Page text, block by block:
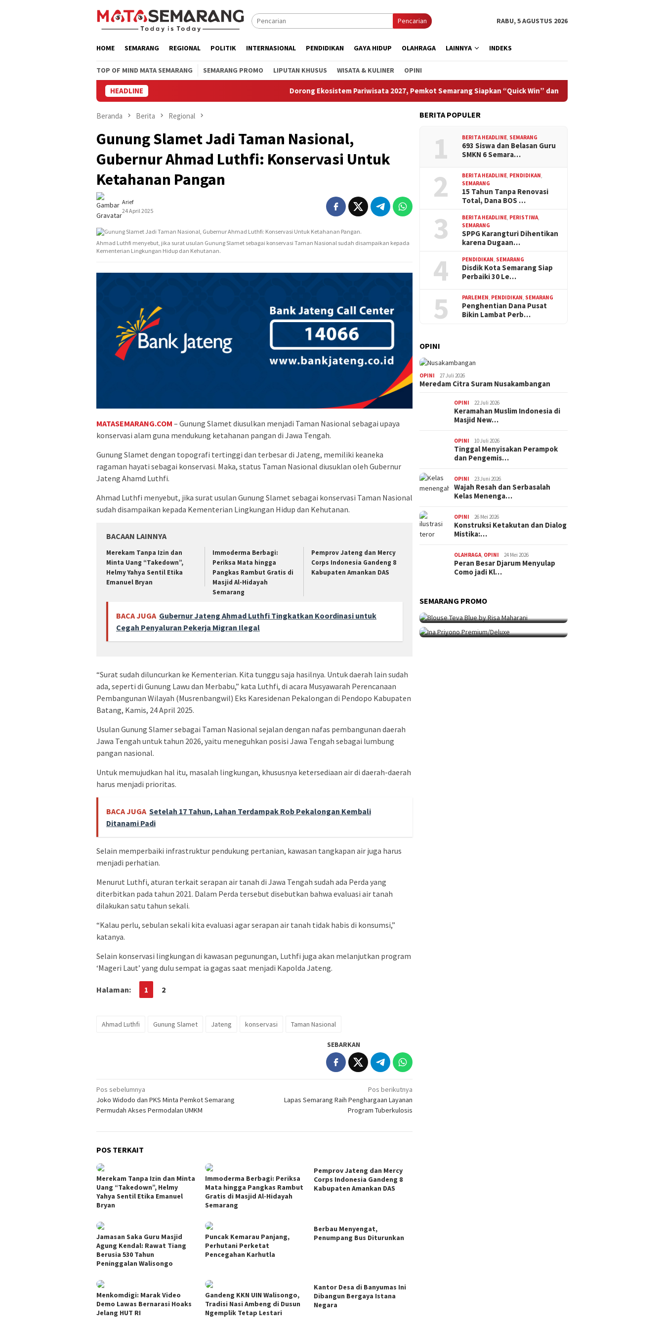
Pencarian RABU, 5 AGUSTUS 2026
HOME SEMARANG REGIONAL POLITIK INTERNASIONAL PENDIDIKAN GAYA HIDUP OLAHRAGA LAINNYA INDEKS
TOP OF MIND MATA SEMARANG SEMARANG PROMO LIPUTAN KHUSUS WISATA & KULINER OPINI
HEADLINE Dorong Ekosistem Pariwisata 2027, Pemkot Semarang Siapkan “Quick Win” dan Temu Bisnis UMKM
Beranda Berita Regional
Gunung Slamet Jadi Taman Nasional,
Gubernur Ahmad Luthfi: Konservasi Untuk
Ketahanan Pangan
Arief
24 April 2025
Ahmad Luthfi menyebut, jika surat usulan Gunung Slamet sebagai konservasi Taman Nasional sudah disampaikan kepada
Kementerian Lingkungan Hidup dan Kehutanan.
MATASEMARANG.COM – Gunung Slamet diusulkan menjadi Taman Nasional sebagai upaya
konservasi alam guna mendukung ketahanan pangan di Jawa Tengah.
Gunung Slamet dengan topografi tertinggi dan terbesar di Jateng, memiliki keaneka
ragaman hayati sebagai konservasi. Maka, status Taman Nasional diusuklan oleh Gubernur
Jateng Ahamd Luthfi.
Ahmad Luthfi menyebut, jika surat usulan Gunung Slamet sebagai konservasi Taman Nasional
sudah disampaikan kepada Kementerian Lingkungan Hidup dan Kehutanan.
BACAAN LAINNYA
Merekam Tanpa Izin dan
Minta Uang “Takedown”,
Helmy Yahya Sentil Etika
Emanuel Bryan
Immoderma Berbagi:
Periksa Mata hingga
Pangkas Rambut Gratis di
Masjid Al-Hidayah
Semarang
Pemprov Jateng dan Mercy
Corps Indonesia Gandeng 8
Kabupaten Amankan DAS
BACA JUGA Gubernur Jateng Ahmad Luthfi Tingkatkan Koordinasi untuk
Cegah Penyaluran Pekerja Migran Ilegal
“Surat sudah diluncurkan ke Kementerian. Kita tunggu saja hasilnya. Untuk daerah lain sudah
ada, seperti di Gunung Lawu dan Merbabu,” kata Luthfi, di acara Musyawarah Perencanaan
Pembangunan Wilayah (Musrenbangwil) Eks Karesidenan Pekalongan di Pendopo Kabupaten
Batang, Kamis, 24 April 2025.
Usulan Gunung Slamer sebagai Taman Nasional sejalan dengan nafas pembangunan daerah
Jawa Tengah untuk tahun 2026, yaitu meneguhkan posisi Jawa Tengah sebagai lumbung
pangan nasional.
Untuk memujudkan hal itu, masalah lingkungan, khususnya ketersediaan air di daerah-daerah
harus menjadi prioritas.
BACA JUGA Setelah 17 Tahun, Lahan Terdampak Rob Pekalongan Kembali
Ditanami Padi
Selain memperbaiki infrastruktur pendukung pertanian, kawasan tangkapan air juga harus
menjadi perhatian.
Menurut Luthfi, aturan terkait serapan air tanah di Jawa Tengah sudah ada Perda yang
diterbitkan pada tahun 2021. Dalam Perda tersebut disebutkan bahwa evaluasi air tanah
dilakukan satu tahun sekali.
“Kalau perlu, sebulan sekali kita evaluasi agar serapan air tanah tidak habis di konsumsi,”
katanya.
Selain konservasi lingkungan di kawasan pegunungan, Luthfi juga akan melanjutkan program
‘Mageri Laut’ yang dulu sempat ia gagas saat menjadi Kapolda Jateng.
Halaman: 1 2
Ahmad Luthfi Gunung Slamet Jateng konservasi Taman Nasional
SEBARKAN
Navigasi
pos
Pos sebelumnya
Joko Widodo dan PKS Minta Pemkot Semarang
Permudah Akses Permodalan UMKM
Pos berikutnya
Lapas Semarang Raih Penghargaan Layanan
Program Tuberkulosis
POS TERKAIT
Merekam Tanpa Izin dan Minta
Uang “Takedown”, Helmy
Yahya Sentil Etika Emanuel
Bryan
Immoderma Berbagi: Periksa
Mata hingga Pangkas Rambut
Gratis di Masjid Al-Hidayah
Semarang
Pemprov Jateng dan Mercy
Corps Indonesia Gandeng 8
Kabupaten Amankan DAS
Jamasan Saka Guru Masjid
Agung Kendal: Rawat Tiang
Berusia 530 Tahun
Peninggalan Walisongo
Puncak Kemarau Panjang,
Perhutani Perketat
Pencegahan Karhutla
Berbau Menyengat,
Penumpang Bus Diturunkan
Menkomdigi: Marak Video
Demo Lawas Bernarasi Hoaks
Jelang HUT RI
Gandeng KKN UIN Walisongo,
Tradisi Nasi Ambeng di Dusun
Ngemplik Tetap Lestari
Kantor Desa di Banyumas Ini
Dibangun Bergaya Istana
Negara
BERITA POPULER
1 BERITA HEADLINE, SEMARANG
693 Siswa dan Belasan Guru
SMKN 6 Semara…
2 BERITA HEADLINE, PENDIDIKAN,
SEMARANG
15 Tahun Tanpa Renovasi
Total, Dana BOS …
3 BERITA HEADLINE, PERISTIWA,
SEMARANG
SPPG Karangturi Dihentikan
karena Dugaan…
4 PENDIDIKAN, SEMARANG
Disdik Kota Semarang Siap
Perbaiki 30 Le…
5 PARLEMEN, PENDIDIKAN, SEMARANG
Penghentian Dana Pusat
Bikin Lambat Perb…
OPINI
OPINI 27 Juli 2026
Meredam Citra Suram Nusakambangan
OPINI 22 Juli 2026
Keramahan Muslim Indonesia di
Masjid New…
OPINI 10 Juli 2026
Tinggal Menyisakan Perampok
dan Pengemis…
OPINI 23 Juni 2026
Wajah Resah dan Serbasalah
Kelas Menenga…
OPINI 26 Mei 2026
Konstruksi Ketakutan dan Dialog
Mistika:…
OLAHRAGA, OPINI 24 Mei 2026
Peran Besar Djarum Menyulap
Como jadi Kl…
SEMARANG PROMO
Seni Berpakaian 24 Jam Bersama Risa
SEMARANG PROMO
Intip Koleksi Ina Priyono, Jenama
Fesyen…